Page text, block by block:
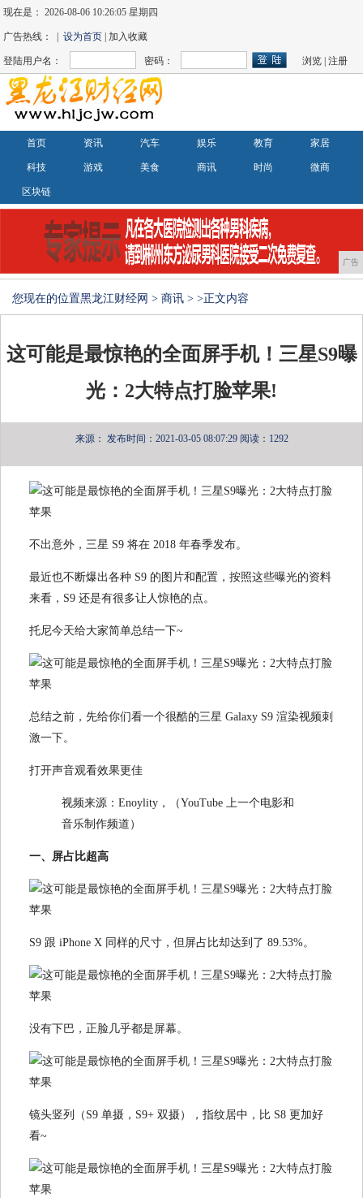
现在是：2026-08-06 10:26:05 星期四
广告热线： |设为首页 | 加入收藏
登陆用户名： 密码： 浏览 |注册
首页 资讯 汽车 娱乐 教育 家居
科技 游戏 美食 商讯 时尚 微商
区块链
广告
您现在的位置黑龙江财经网 > 商讯 > >正文内容
这可能是最惊艳的全面屏手机！三星S9曝
光：2大特点打脸苹果!
来源： 发布时间：2021-03-05 08:07:29 阅读：1292
不出意外，三星 S9 将在 2018 年春季发布。
最近也不断爆出各种 S9 的图片和配置，按照这些曝光的资料
来看，S9 还是有很多让人惊艳的点。
托尼今天给大家简单总结一下~
总结之前，先给你们看一个很酷的三星 Galaxy S9 渲染视频刺
激一下。
打开声音观看效果更佳
视频来源：Enoylity，（YouTube 上一个电影和
音乐制作频道）
一、屏占比超高
S9 跟 iPhone X 同样的尺寸，但屏占比却达到了 89.53%。
没有下巴，正脸几乎都是屏幕。
镜头竖列（S9 单摄，S9+ 双摄），指纹居中，比 S8 更加好
看~